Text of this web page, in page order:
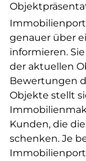
genauer über
informieren.
der aktuellen
Bewertungen
Objekte stellt
Kunden, die
schenken. Je